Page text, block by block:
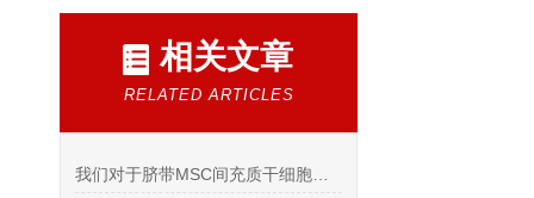
相关文章
RELATED ARTICLES